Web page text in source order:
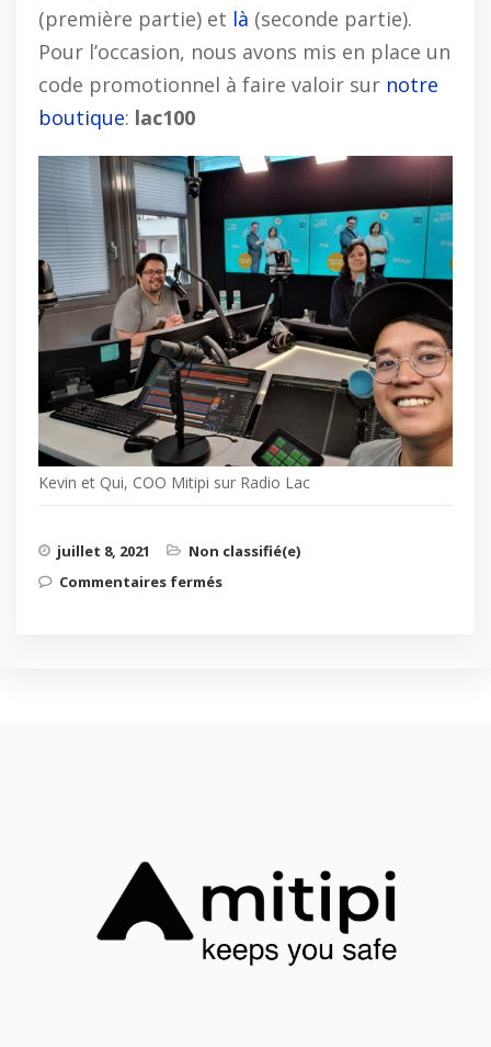
(première partie) et là (seconde partie).
Pour l’occasion, nous avons mis en place un
code promotionnel à faire valoir sur notre
boutique: lac100
Kevin et Qui, COO Mitipi sur Radio Lac
juillet 8, 2021
Non classifié(e)
Commentaires fermés